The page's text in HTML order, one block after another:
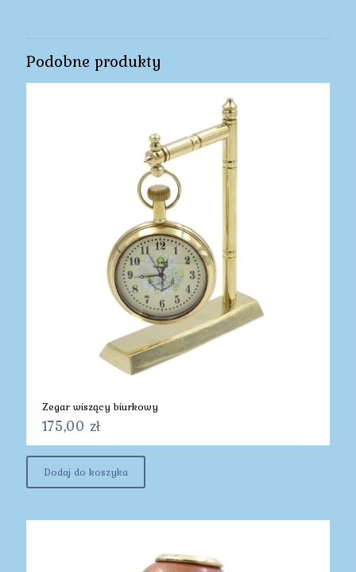
Podobne produkty
Zegar wiszący biurkowy
175,00 zł
Dodaj do koszyka